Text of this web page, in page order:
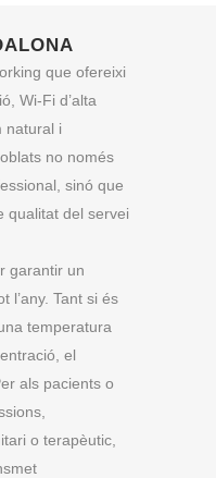
que ofereixi
Wi-Fi d’alta
natural i
no només
sinó que
qualitat del servei
garantir un
l’any. Tant si és
temperatura
el
als pacients o
o terapèutic,